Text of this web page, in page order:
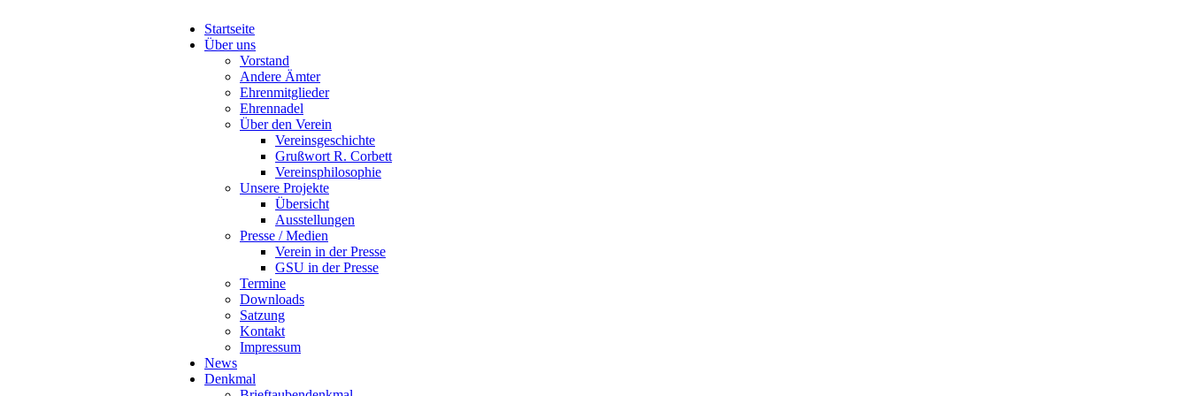
Startseite
Über uns
Vorstand
Andere Ämter
Ehrenmitglieder
Ehrennadel
Über den Verein
Vereinsgeschichte
Grußwort R. Corbett
Vereinsphilosophie
Unsere Projekte
Übersicht
Ausstellungen
Presse / Medien
Verein in der Presse
GSU in der Presse
Termine
Downloads
Satzung
Kontakt
Impressum
News
Denkmal